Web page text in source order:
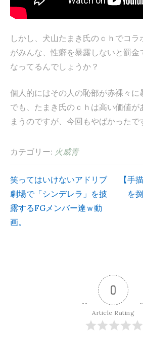
しかし、犬山たまき氏のｃｈでコ
がみんな、性癖を暴露しないと罰金
なってるんでしょうか？
個人的にはその人の恥部が赤裸々に
でも、たまき氏のｃｈは高い価値が
まうのですが、今回もやばかったで
カテゴリー: 火威青
投
稿
笑ってはいけないアドリブ
劇場で「シンデレラ」を披
露するFGメンバー達ｗ動
画。
【手
を
0
Article Rating